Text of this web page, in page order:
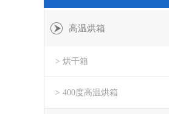
高温烘箱
> 烘干箱
> 400度高温烘箱